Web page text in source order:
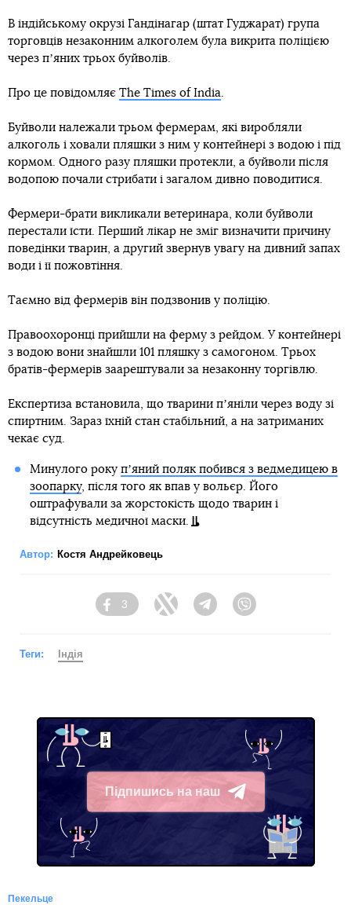
В індійському окрузі Гандінагар (штат Гуджарат) група
торговців незаконним алкоголем була викрита поліцією
через пʼяних трьох буйволів.
Про це повідомляє The Times of India.
Буйволи належали трьом фермерам, які виробляли
алкоголь і ховали пляшки з ним у контейнері з водою і під
кормом. Одного разу пляшки протекли, а буйволи після
водопою почали стрибати і загалом дивно поводитися.
Фермери-брати викликали ветеринара, коли буйволи
перестали їсти. Перший лікар не зміг визначити причину
поведінки тварин, а другий звернув увагу на дивний запах
води і її пожовтіння.
Таємно від фермерів він подзвонив у поліцію.
Правоохоронці прийшли на ферму з рейдом. У контейнері
з водою вони знайшли 101 пляшку з самогоном. Трьох
братів-фермерів заарештували за незаконну торгівлю.
Експертиза встановила, що тварини пʼяніли через воду зі
спиртним. Зараз їхній стан стабільний, а на затриманих
чекає суд.
Минулого року пʼяний поляк побився з ведмедицею в
зоопарку, після того як впав у вольєр. Його
оштрафували за жорстокість щодо тварин і
відсутність медичної маски.
Автор: Костя Андрейковець
Facebook
3
Twitter Telegram
Теги: Індія
Підпишись на наш
Telegram
Пекельце